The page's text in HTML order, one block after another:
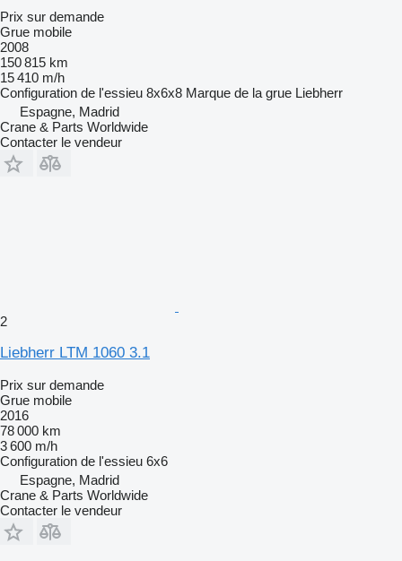
Prix sur demande
Grue mobile
2008
150 815 km
15 410 m/h
Configuration de l'essieu 8x6x8 Marque de la grue Liebherr
Espagne, Madrid
Crane & Parts Worldwide
Contacter le vendeur
2
Liebherr LTM 1060 3.1
Prix sur demande
Grue mobile
2016
78 000 km
3 600 m/h
Configuration de l'essieu 6x6
Espagne, Madrid
Crane & Parts Worldwide
Contacter le vendeur